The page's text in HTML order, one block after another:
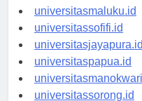
universitasambon.id
universitasmaluku.id
universitassofifi.id
universitasjayapura.id
universitaspapua.id